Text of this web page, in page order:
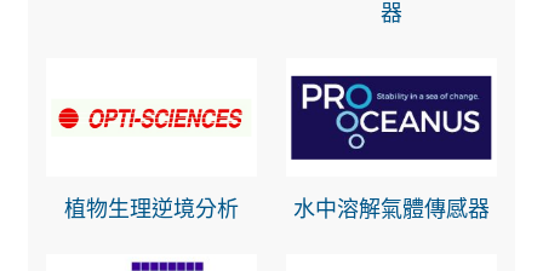
器
植物生理逆境分析 水中溶解氣體傳感器